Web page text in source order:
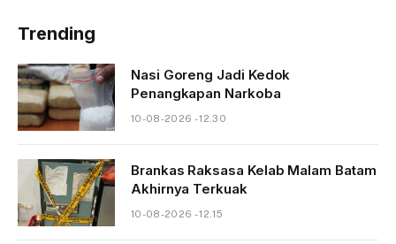
Trending
Nasi Goreng Jadi Kedok
Penangkapan Narkoba
10-08-2026 - 12.30
Brankas Raksasa Kelab Malam Batam
Akhirnya Terkuak
10-08-2026 - 12.15